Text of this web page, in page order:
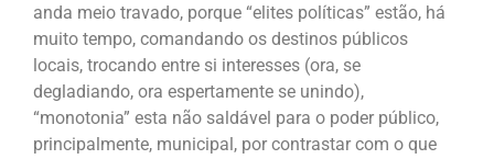
anda meio travado, porque “elites políticas” estão, há
muito tempo, comandando os destinos públicos
locais, trocando entre si interesses (ora, se
degladiando, ora espertamente se unindo),
“monotonia” esta não saldável para o poder público,
principalmente, municipal, por contrastar com o que